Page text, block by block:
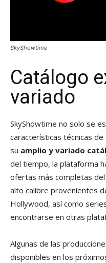
SkyShowtime
Catálogo
variado
SkyShowtime no solo se
características técnicas
su amplio y variado
del tiempo, la plataforma
ofertas más completas
alto calibre provenientes
Hollywood, así como
encontrarse en otras
Algunas de las
disponibles en los